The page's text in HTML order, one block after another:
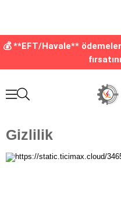
💰 **EFT/Havale**
Gizlilik